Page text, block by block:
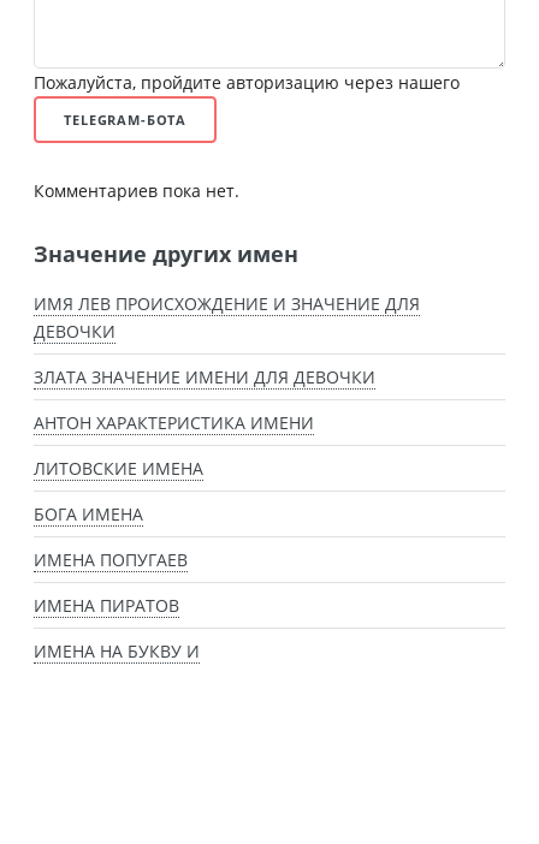
Пожалуйста, пройдите авторизацию через нашего
TELEGRAM-БОТА
Комментариев пока нет.
Значение других имен
ИМЯ ЛЕВ ПРОИСХОЖДЕНИЕ И ЗНАЧЕНИЕ ДЛЯ
ДЕВОЧКИ
ЗЛАТА ЗНАЧЕНИЕ ИМЕНИ ДЛЯ ДЕВОЧКИ
АНТОН ХАРАКТЕРИСТИКА ИМЕНИ
ЛИТОВСКИЕ ИМЕНА
БОГА ИМЕНА
ИМЕНА ПОПУГАЕВ
ИМЕНА ПИРАТОВ
ИМЕНА НА БУКВУ И